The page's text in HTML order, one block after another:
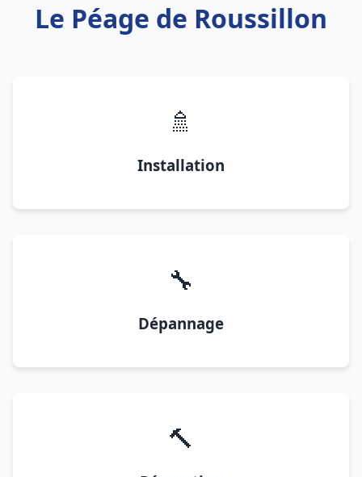
Le Péage de Roussillon
🚿
Installation
🔧
Dépannage
🔨